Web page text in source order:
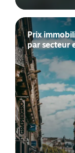
Prix
par secteur